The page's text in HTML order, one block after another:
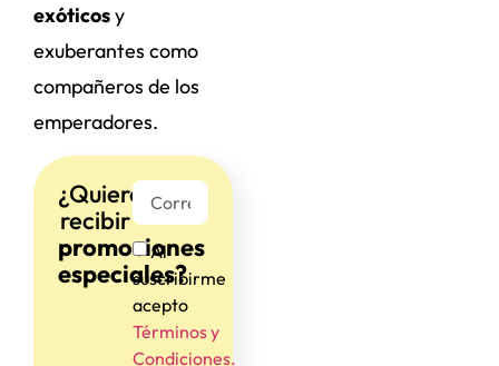
exóticosy
exuberantes como
compañeros de los
emperadores.
¿Quieres
recibir
promociones
especiales?
Al
suscribirme
acepto
Términos y
Condiciones.